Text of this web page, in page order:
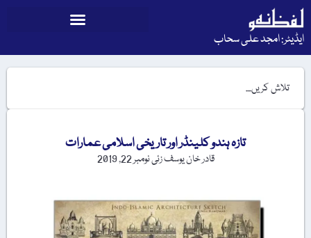
ایڈیٹر: امجد علی سحاب
تازہ ہندو کلینڈر اور تاریخی اسلامی عمارات
قادر خان یوسف زئینومبر 22, 2019